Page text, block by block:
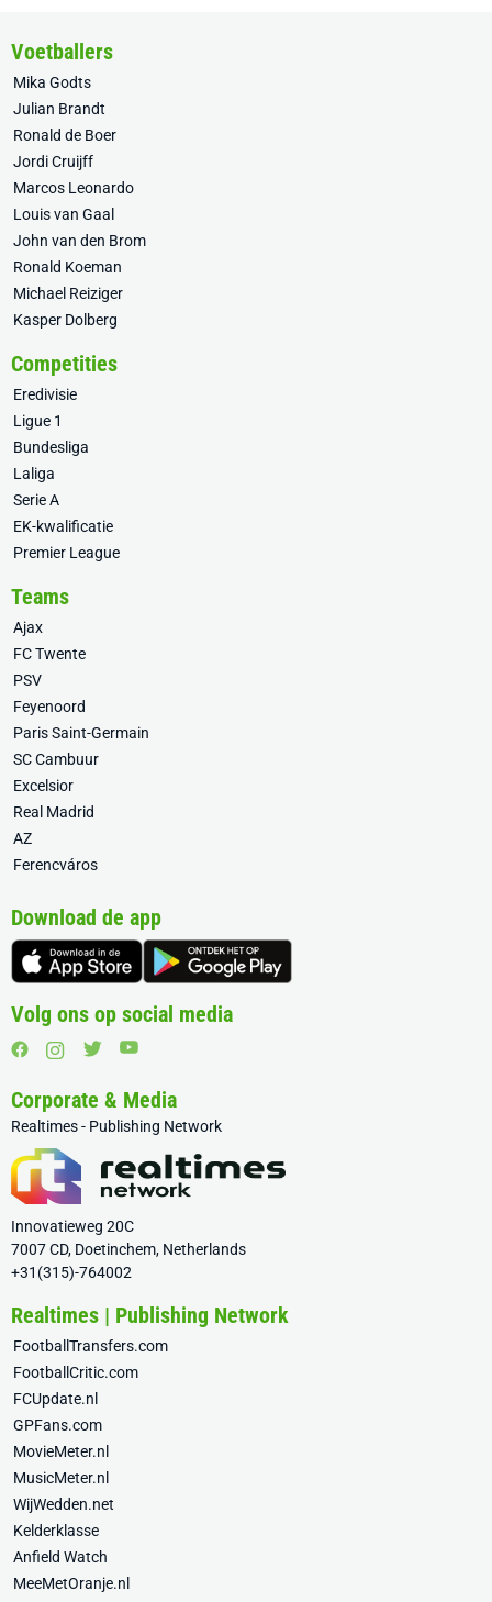
Voetballers
Mika Godts
Julian Brandt
Ronald de Boer
Jordi Cruijff
Marcos Leonardo
Louis van Gaal
John van den Brom
Ronald Koeman
Michael Reiziger
Kasper Dolberg
Competities
Eredivisie
Ligue 1
Bundesliga
Laliga
Serie A
EK-kwalificatie
Premier League
Teams
Ajax
FC Twente
PSV
Feyenoord
Paris Saint-Germain
SC Cambuur
Excelsior
Real Madrid
AZ
Ferencváros
Download de app
Volg ons op social media
Corporate & Media
Realtimes - Publishing Network
Innovatieweg 20C
7007 CD, Doetinchem, Netherlands
+31(315)-764002
Realtimes | Publishing Network
FootballTransfers.com
FootballCritic.com
FCUpdate.nl
GPFans.com
MovieMeter.nl
MusicMeter.nl
WijWedden.net
Kelderklasse
Anfield Watch
MeeMetOranje.nl